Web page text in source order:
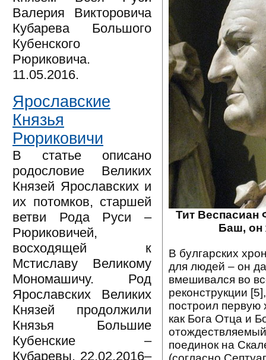
Валерия Викторовича
Кубарева Большого
Кубенского
Рюриковича.
11.05.2016.
Ярославские
Князья
Рюриковичи
В статье описано
родословие Великих
Князей Ярославских и
их потомков, старшей
ветви Рода Руси –
Рюриковичей,
восходящей к
Мстиславу Великому
Мономашичу. Род
Ярославских Великих
Князей продолжили
Князья Большие
Кубенские –
Кубаревы. 22.02.2016–
Тит
Баш, он
В булгарских
для людей – он
вмешивался во
реконструкции
построил первую
как Бога Отца и
поединок на